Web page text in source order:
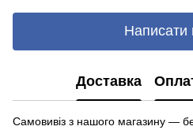
Написати
Доставка
Самовивіз з нашого магазину —